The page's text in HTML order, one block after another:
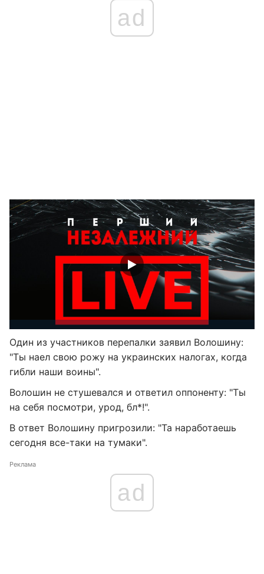
ad
Один из участников перепалки заявил Волошину:
"Ты наел свою рожу на украинских налогах, когда
гибли наши воины".
Волошин не стушевался и ответил оппоненту: "Ты
на себя посмотри, урод, бл*!".
В ответ Волошину пригрозили: "Та наработаешь
сегодня все-таки на тумаки".
Реклама
ad